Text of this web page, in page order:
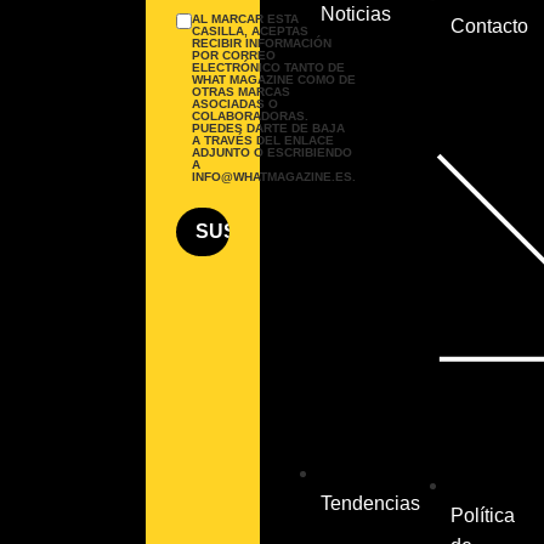
AL MARCAR ESTA
CASILLA, ACEPTAS
RECIBIR INFORMACIÓN
POR CORREO
ELECTRÓNICO TANTO DE
WHAT MAGAZINE COMO DE
OTRAS MARCAS
ASOCIADAS O
COLABORADORAS.
PUEDES DARTE DE BAJA
A TRAVÉS DEL ENLACE
ADJUNTO O ESCRIBIENDO
A
INFO@WHATMAGAZINE.ES.
Noticias
Tendencias
Contacto
Política